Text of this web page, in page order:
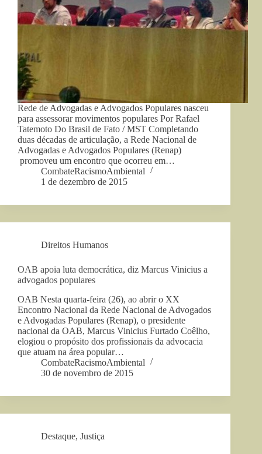
Rede de Advogadas e Advogados Populares nasceu
para assessorar movimentos populares Por Rafael
Tatemoto Do Brasil de Fato / MST Completando
duas décadas de articulação, a Rede Nacional de
Advogadas e Advogados Populares (Renap)
promoveu um encontro que ocorreu em…
CombateRacismoAmbiental
1 de dezembro de 2015
Direitos Humanos
OAB apoia luta democrática, diz Marcus Vinicius a
advogados populares
OAB Nesta quarta-feira (26), ao abrir o XX
Encontro Nacional da Rede Nacional de Advogados
e Advogadas Populares (Renap), o presidente
nacional da OAB, Marcus Vinicius Furtado Coêlho,
elogiou o propósito dos profissionais da advocacia
que atuam na área popular…
CombateRacismoAmbiental
30 de novembro de 2015
Destaque, Justiça